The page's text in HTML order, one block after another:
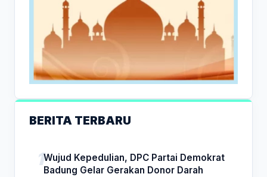
BERITA TERBARU
Wujud Kepedulian, DPC Partai Demokrat
Badung Gelar Gerakan Donor Darah